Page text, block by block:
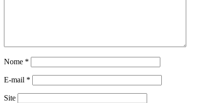
Nome *
E-mail *
Site